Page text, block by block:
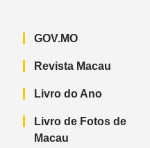
GOV.MO
Revista Macau
Livro do Ano
Livro de Fotos de
Macau